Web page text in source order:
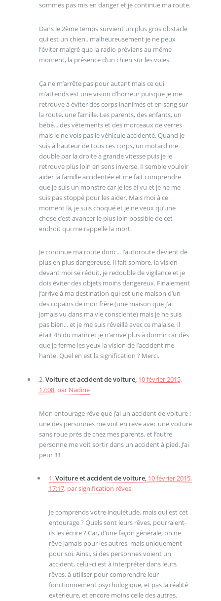
sommes pas mis en danger et je continue ma route.
Dans le 2ème temps survient un plus gros obstacle
qui est un chien.. malheureusement je ne peux
l’éviter malgré que la radio préviens au même
moment, la présence d’un chien sur les voies.
Ça ne m’arrête pas pour autant mais ce qui
m’attends est une vision d’horreur puisque je me
retrouve à éviter des corps inanimés et en sang sur
la route, une famille. Les parents, des enfants, un
bébé... des vêtements et des morceaux de verres
mais je ne vois pas le véhicule accidenté. Quand je
suis à hauteur de tous ces corps, un motard me
double par la droite à grande vitesse puis je le
retrouve plus loin en sens inverse. Il semble vouloir
aider la famille accidentée et me fait comprendre
que je suis un monstre car je les ai vu et je ne me
suis pas stoppé pour les aider. Mais moi à ce
moment là, je suis choqué et je ne veux qu’une
chose c’est avancer le plus loin possible de cet
endroit qui me rappelle la mort.
Je continue ma route donc... l’autoroute devient de
plus en plus dangereuse, il fait sombre, la vision
devant moi se réduit, je redouble de vigilance et je
dois éviter des objets moins dangereux. Finalement
j’arrive à ma destination qui est une maison d’un
des copains de mon frère (une maison que j’ai
jamais vu dans ma vie consciente) mais je ne suis
pas bien... et je me suis réveillé avec ce malaise, il
était 4h du matin et je n’arrive plus à dormir car dès
que je ferme les yeux la vision de l’accident me
hante. Quel en est la signification ? Merci.
2.Voiture et accident de voiture, 10 février 2015,
17:08, par Nadine
Mon entourage rêve que j’ai un accident de voiture :
une des personnes me voit en reve avec une voiture
sans roue près de chez mes parents, et l’autre
personne me voit sortir dans un accident à pied. J’ai
peur !!!!
1.Voiture et accident de voiture, 10 février 2015,
17:17, parsignification rêves
Je comprends votre inquiétude, mais qui est cet
entourage ? Quels sont leurs rêves, pourraient-
ils les écrire ? Car, d’une façon générale, on ne
rêve jamais pour les autres, mais uniquement
pour soi. Ainsi, si des personnes voient un
accident, celui-ci est à interpréter dans leurs
rêves, à utiliser pour comprendre leur
fonctionnement psychologique, et pas la réalité
extérieure, et encore moins celle des autres.